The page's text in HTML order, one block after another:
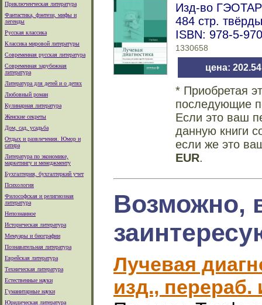
Приключенческая литература
Фантастика, фэнтези, мифы и
легенды
Русская классика
Классика мировой литературы
Современная русская литература
Современная зарубежная
литература
Литература для детей и о детях
Любовный роман
Кулинарная литература
Женские секреты
Дом, сад, усадьба
Отдых и развлечения. Юмор и
сатира
Литература по экономике,
маркетингу и менеджменту
Бухгалтерия, бухгалтеркий учет
Психология
Философская и религиозная
литература
Непознанное
Историческая литература
Мемуары и биографии
Познавательная литература
Еврейская литература
Техническая литература
Естественные науки
Гуманитарные науки
Юридическая литература
Изд-во
484 стр.
ISBN: 978-5-
1330658
цена:
* Приобретая
последующие
Если это ваш
данную книги
если же это
EUR.
Возможно,
Лучевая
изд., перераб.